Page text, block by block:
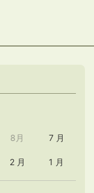
8月 7 月
2 月 1 月